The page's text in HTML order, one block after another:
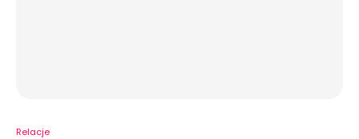
Relacje